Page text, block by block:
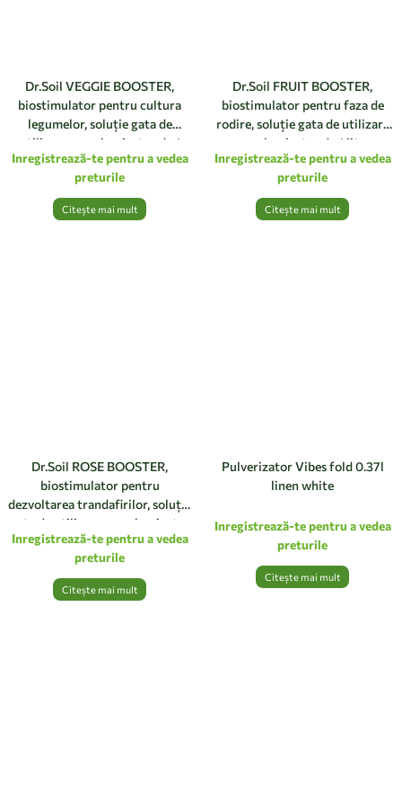
Dr.Soil VEGGIE BOOSTER,
biostimulator pentru cultura
legumelor, soluție gata de
utilizare cu pulverizator de 1
litru
Inregistrează-te pentru a vedea
preturile
Citește mai mult
Dr.Soil FRUIT BOOSTER,
biostimulator pentru faza de
rodire, soluție gata de utilizare
cu pulverizator de 1 litru
Inregistrează-te pentru a vedea
preturile
Citește mai mult
Dr.Soil ROSE BOOSTER,
biostimulator pentru
dezvoltarea trandafirilor, soluție
gata de utilizare cu pulverizator
de 1 litru
Inregistrează-te pentru a vedea
preturile
Citește mai mult
Pulverizator Vibes fold 0.37l
linen white
Inregistrează-te pentru a vedea
preturile
Citește mai mult